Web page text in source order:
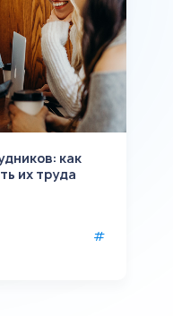
как
их труда
#